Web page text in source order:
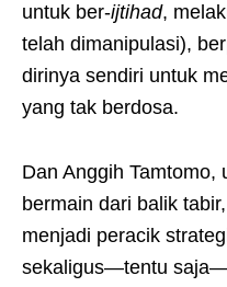
untuk ber-ijtihad,
telah dimanipulasi),
dirinya sendiri untuk
yang tak berdosa.
Dan Anggih Tamtomo,
bermain dari balik
menjadi peracik
sekaligus—tentu